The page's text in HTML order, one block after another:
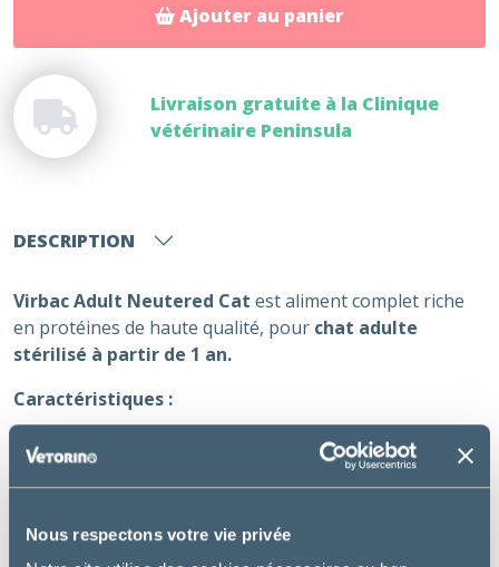
Nous respectons votre vie privée
Ajouter au panier
Livraison gratuite à la Clinique
vétérinaire Peninsula
DESCRIPTION
Virbac Adult Neutered Cat est aliment complet riche
en protéines de haute qualité, pour chat adulte
stérilisé à partir de 1 an.
Caractéristiques :
Riche en protéines de haute qualité, dont 90% de
protéines animales (1er ingrédient) et pauvre en
glucides
Haute appétence
Fabrication française sans colorant, ni arôme